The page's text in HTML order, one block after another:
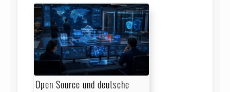
Open Source und deutsche